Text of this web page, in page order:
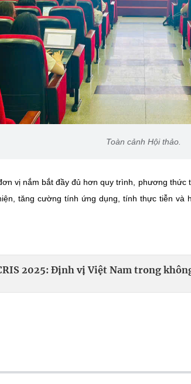
Toàn cảnh Hội thảo.
vị nắm bắt đầy đủ hơn quy trình, phương
tăng cường tính ứng dụng, tính thực tiễn và
2025: Định vị Việt Nam trong